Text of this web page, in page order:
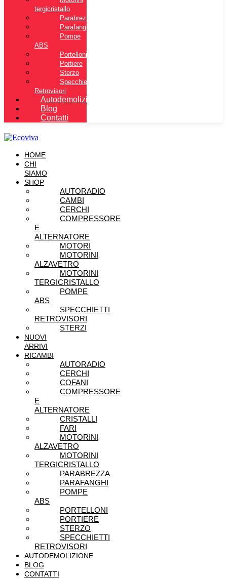
tergicristallo
Parabrezza
Parafanghi
Pompe
ABS
Portelloni
Portiere
Sterzo
Specchietti
Retrovisori
Autodemolizione
Blog
Contatti
HOME
CHI
SIAMO
SHOP
AUTORADIO
CAMBI
CERCHI
COMPRESSORE
E
ALTERNATORE
MOTORI
MOTORINI
ALZAVETRO
MOTORINI
TERGICRISTALLO
POMPE
ABS
SPECCHIETTI
RETROVISORI
STERZI
NUOVI
ARRIVI
RICAMBI
AUTORADIO
CERCHI
COFANI
COMPRESSORE
E
ALTERNATORE
CRISTALLI
FARI
MOTORINI
ALZAVETRO
MOTORINI
TERGICRISTALLO
PARABREZZA
PARAFANGHI
POMPE
ABS
PORTELLONI
PORTIERE
STERZO
SPECCHIETTI
RETROVISORI
AUTODEMOLIZIONE
BLOG
CONTATTI